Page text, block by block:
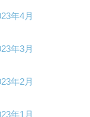
年4月
年3月
年2月
年1月